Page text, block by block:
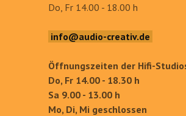
Do, Fr 14.00 - 18.00 h
info@audio-creativ.de
Öffnungszeiten der Hifi-
Do, Fr 14.00 - 18.30 h
Sa 9.00 - 13.00 h
Mo, Di, Mi geschlossen